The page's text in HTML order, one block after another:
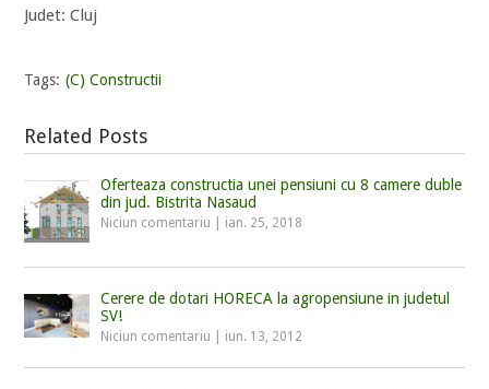
Judet: Cluj
Tags: (C) Constructii
Related Posts
Oferteaza constructia unei pensiuni cu 8 camere duble
din jud. Bistrita Nasaud
Niciun comentariu ian. 25, 2018
Cerere de dotari HORECA la agropensiune in judetul
SV!
Niciun comentariu iun. 13, 2012